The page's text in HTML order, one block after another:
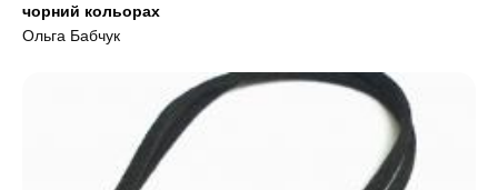
чорний кольорах
Ольга Бабчук